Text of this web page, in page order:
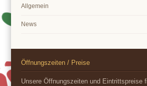
Allgemein
News
Öffnungszeiten / Preise
Unsere Öffnungszeiten und Eintrittspreise